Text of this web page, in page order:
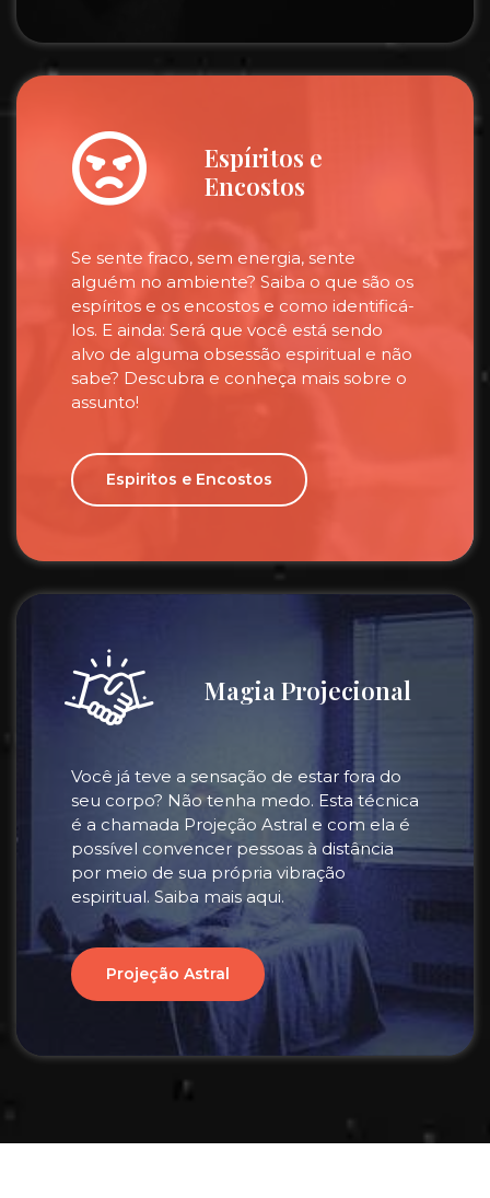
Espíritos e
Encostos
Se sente fraco, sem energia, sente
alguém no ambiente? Saiba o que são os
espíritos e os encostos e como identificá-
los. E ainda: Será que você está sendo
alvo de alguma obsessão espiritual e não
sabe? Descubra e conheça mais sobre o
assunto!
Espiritos e Encostos
Magia Projecional
Você já teve a sensação de estar fora do
seu corpo? Não tenha medo. Esta técnica
é a chamada Projeção Astral e com ela é
possível convencer pessoas à distância
por meio de sua própria vibração
espiritual. Saiba mais aqui.
Projeção Astral